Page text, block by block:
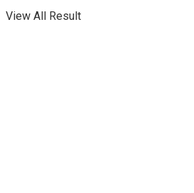
View All Result